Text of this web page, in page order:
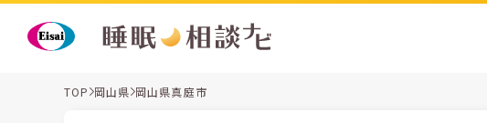
TOP 岡山県 岡山県真庭市